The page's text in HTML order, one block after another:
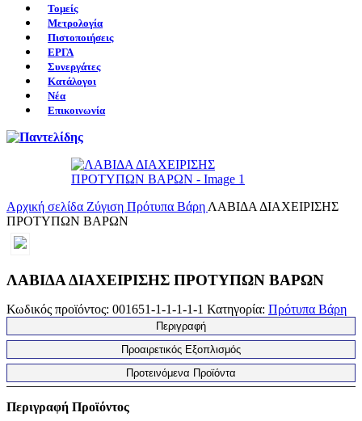
Τομείς
Μετρολογία
Πιστοποιήσεις
ΕΡΓΑ
Συνεργάτες
Κατάλογοι
Νέα
Επικοινωνία
Αρχική σελίδα Ζύγιση Πρότυπα Βάρη ΛΑΒΙΔΑ ΔΙΑΧΕΙΡΙΣΗΣ
ΠΡΟΤΥΠΩΝ ΒΑΡΩΝ
ΛΑΒΙΔΑ ΔΙΑΧΕΙΡΙΣΗΣ ΠΡΟΤΥΠΩΝ ΒΑΡΩΝ
Κωδικός προϊόντος: 001651-1-1-1-1-1 Κατηγορία: Πρότυπα Βάρη
Περιγραφή
Προαιρετικός Εξοπλισμός
Προτεινόμενα Προϊόντα
Περιγραφή Προϊόντος